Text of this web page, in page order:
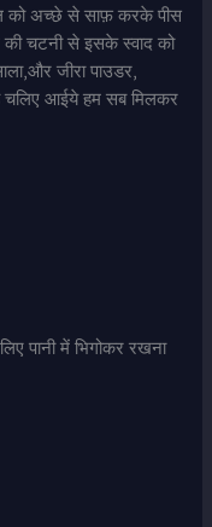
को अच्छे से साफ़ करके पीस
की चटनी से इसके स्वाद को
जीरा पाउडर,
चलिए आईये हम सब मिलकर
पानी में भिगोकर रखना